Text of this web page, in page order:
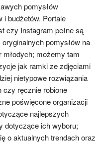
pomysłów
i budżetów. Portale
czy Instagram pełne są
pomysłów na
młodych; możemy tam
jak ramki ze zdjęciami
nietypowe rozwiązania
czy ręcznie robione
poświęcone organizacji
najlepszych
dotyczące ich wyboru;
o aktualnych trendach oraz